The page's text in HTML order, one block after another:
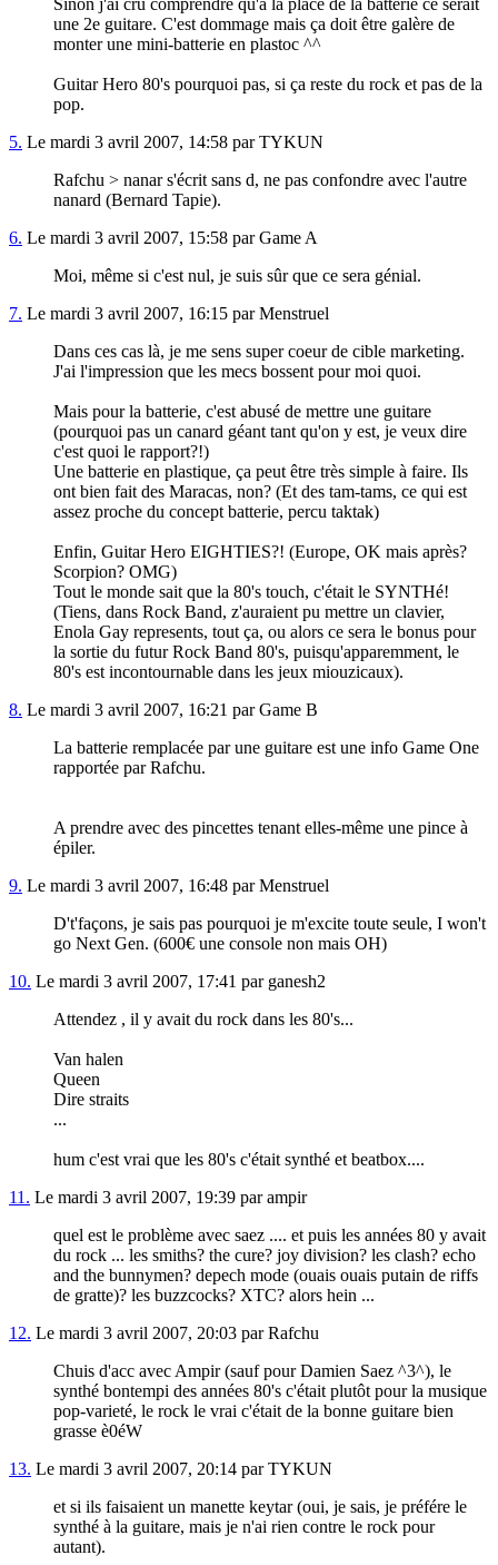
une 2e guitare. C'est dommage mais ça doit être galère de
monter une mini-batterie en plastoc ^^
Guitar Hero 80's pourquoi pas, si ça reste du rock et pas de la
pop.
5. Le mardi 3 avril 2007, 14:58 par TYKUN
Rafchu > nanar s'écrit sans d, ne pas confondre avec l'autre
nanard (Bernard Tapie).
6. Le mardi 3 avril 2007, 15:58 par Game A
Moi, même si c'est nul, je suis sûr que ce sera génial.
7. Le mardi 3 avril 2007, 16:15 par Menstruel
Dans ces cas là, je me sens super coeur de cible marketing.
J'ai l'impression que les mecs bossent pour moi quoi.
Mais pour la batterie, c'est abusé de mettre une guitare
(pourquoi pas un canard géant tant qu'on y est, je veux dire
c'est quoi le rapport?!)
Une batterie en plastique, ça peut être très simple à faire. Ils
ont bien fait des Maracas, non? (Et des tam-tams, ce qui est
assez proche du concept batterie, percu taktak)
Enfin, Guitar Hero EIGHTIES?! (Europe, OK mais après?
Scorpion? OMG)
Tout le monde sait que la 80's touch, c'était le SYNTHé!
(Tiens, dans Rock Band, z'auraient pu mettre un clavier,
Enola Gay represents, tout ça, ou alors ce sera le bonus pour
la sortie du futur Rock Band 80's, puisqu'apparemment, le
80's est incontournable dans les jeux miouzicaux).
8. Le mardi 3 avril 2007, 16:21 par Game B
La batterie remplacée par une guitare est une info Game One
rapportée par Rafchu.
A prendre avec des pincettes tenant elles-même une pince à
épiler.
9. Le mardi 3 avril 2007, 16:48 par Menstruel
D't'façons, je sais pas pourquoi je m'excite toute seule, I won't
go Next Gen. (600€ une console non mais OH)
10. Le mardi 3 avril 2007, 17:41 par ganesh2
Attendez , il y avait du rock dans les 80's...
Van halen
Queen
Dire straits
...
hum c'est vrai que les 80's c'était synthé et beatbox....
11. Le mardi 3 avril 2007, 19:39 par ampir
quel est le problème avec saez .... et puis les années 80 y avait
du rock ... les smiths? the cure? joy division? les clash? echo
and the bunnymen? depech mode (ouais ouais putain de riffs
de gratte)? les buzzcocks? XTC? alors hein ...
12. Le mardi 3 avril 2007, 20:03 par Rafchu
Chuis d'acc avec Ampir (sauf pour Damien Saez ^3^), le
synthé bontempi des années 80's c'était plutôt pour la musique
pop-varieté, le rock le vrai c'était de la bonne guitare bien
grasse è0éW
13. Le mardi 3 avril 2007, 20:14 par TYKUN
et si ils faisaient un manette keytar (oui, je sais, je préfére le
synthé à la guitare, mais je n'ai rien contre le rock pour
autant).